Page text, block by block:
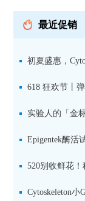
最近促销
初夏盛惠，
品线放价啦！
618 狂欢节丨
实验人的「金
限时一口价，
Epigentek酶活
双赋能，下单
520别收鲜花
卡！
Cytoskeleton